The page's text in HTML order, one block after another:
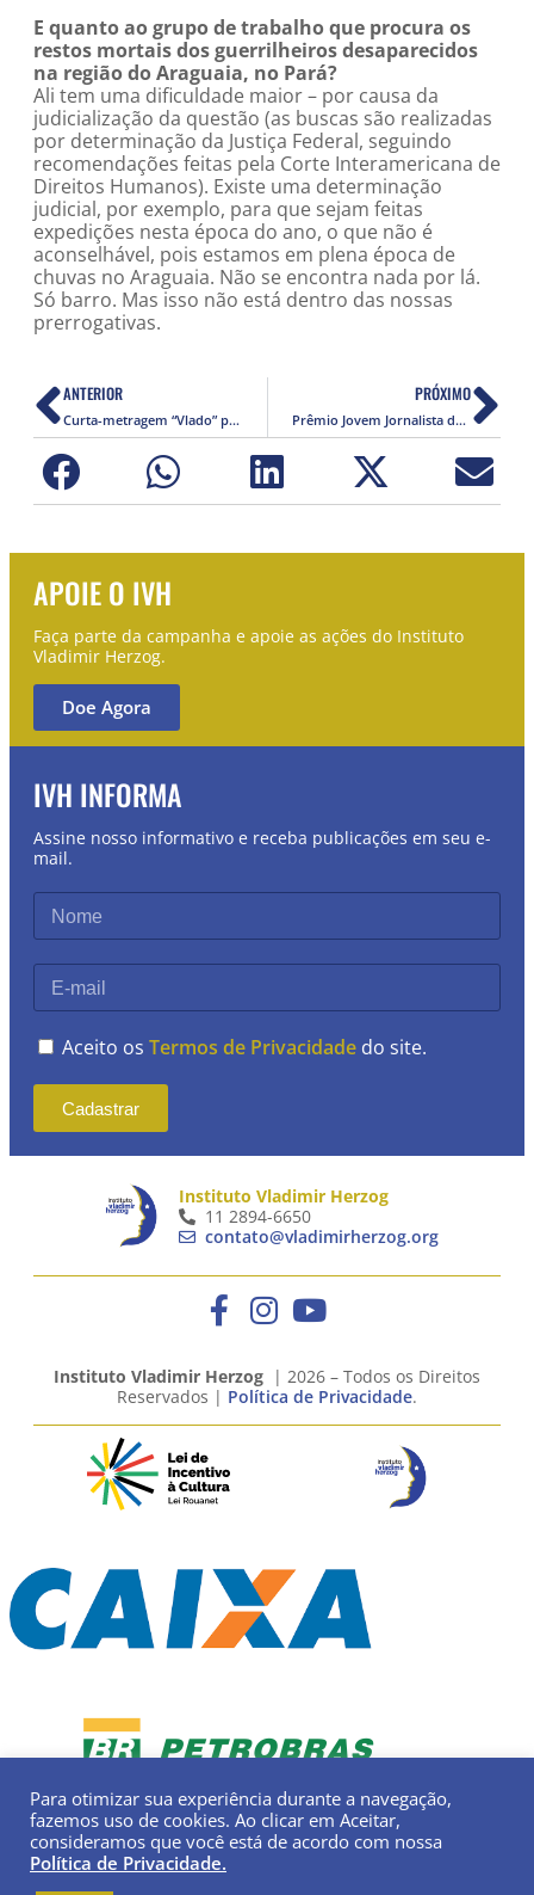
E quanto ao grupo de trabalho que procura os
restos mortais dos guerrilheiros desaparecidos
na região do Araguaia, no Pará?
Ali tem uma dificuldade maior – por causa da
judicialização da questão (as buscas são realizadas
por determinação da Justiça Federal, seguindo
recomendações feitas pela Corte Interamericana de
Direitos Humanos). Existe uma determinação
judicial, por exemplo, para que sejam feitas
expedições nesta época do ano, o que não é
aconselhável, pois estamos em plena época de
chuvas no Araguaia. Não se encontra nada por lá.
Só barro. Mas isso não está dentro das nossas
prerrogativas.
ANTERIOR
Curta-metragem “Vlado” pretende reforçar a importância histórica de Vladimir Herzog
PRÓXIMO
Prêmio Jovem Jornalista define cartaz da sua 7ª edição
APOIE O IVH
Faça parte da campanha e apoie as ações do Instituto
Vladimir Herzog.
Doe Agora
IVH INFORMA
Assine nosso informativo e receba publicações em seu e-
mail.
Aceito os Termos de Privacidade do site.
Cadastrar
Instituto Vladimir Herzog
11 2894-6650
contato@vladimirherzog.org
Instituto Vladimir Herzog | 2026 – Todos os Direitos
Reservados | Política de Privacidade.
Para otimizar sua experiência durante a navegação,
fazemos uso de cookies. Ao clicar em Aceitar,
consideramos que você está de acordo com nossa
Política de Privacidade.